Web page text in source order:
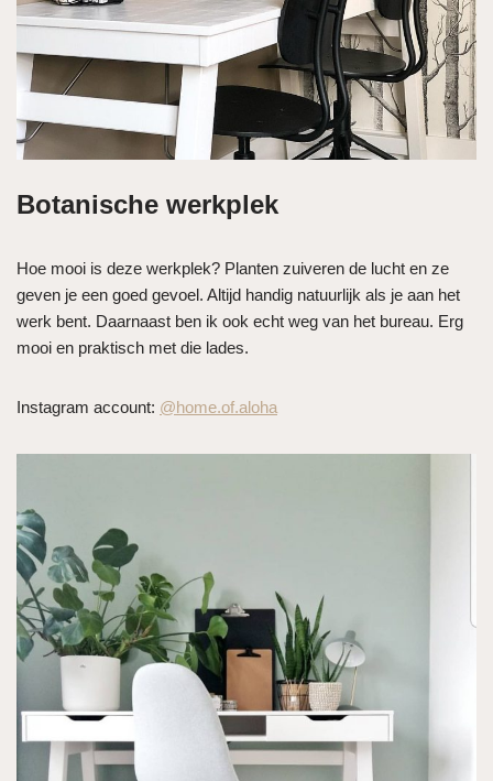
Botanische werkplek
Hoe mooi is deze werkplek? Planten zuiveren de lucht en ze
geven je een goed gevoel. Altijd handig natuurlijk als je aan het
werk bent. Daarnaast ben ik ook echt weg van het bureau. Erg
mooi en praktisch met die lades.
Instagram account: @home.of.aloha